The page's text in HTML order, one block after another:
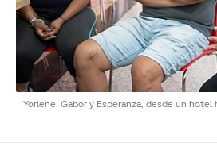
Yorlene, Gabor y Esperanza, desde un